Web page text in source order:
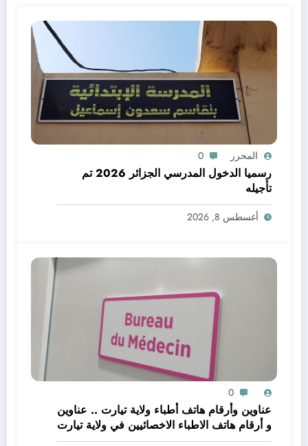
المحرر 0
رسميا الدخول المدرسي الجزائر 2026 تم
تأجيله
أغسطس 8, 2026
0
عناوين وأرقام هاتف أطباء ولاية تيارت .. عناوين
و أرقام هاتف الاطباء الاخصائيين في ولاية تيارت